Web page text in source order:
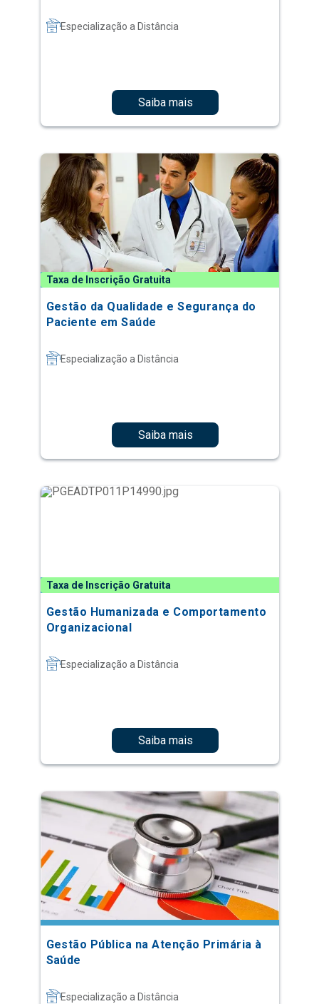
Especialização a Distância
Saiba mais
Taxa de Inscrição Gratuita
Gestão da Qualidade e Segurança do
Paciente em Saúde
Especialização a Distância
Saiba mais
Taxa de Inscrição Gratuita
Gestão Humanizada e Comportamento
Organizacional
Especialização a Distância
Saiba mais
Gestão Pública na Atenção Primária à
Saúde
Especialização a Distância